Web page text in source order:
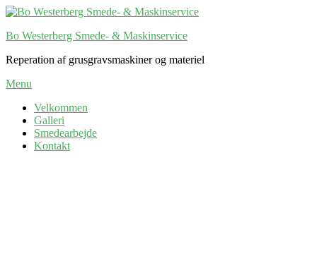
Skip
content
Bo Westerberg Smede- & Maskinservice
Reperation af grusgravsmaskiner og materiel
Menu
Velkommen
Galleri
Smedearbejde
Kontakt